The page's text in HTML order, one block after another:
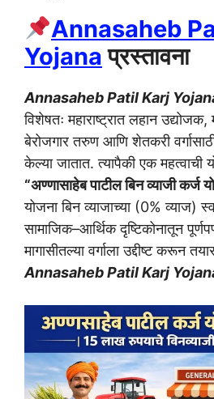
Annasaheb
Yojana प्रस्तावना
Annasaheb Patil Karj
विशेषतः महाराष्ट्रात लहान उद्योजक,
बेरोजगार तरुण आणि शेतकरी
केल्या जातात. त्यापैकी एक महत्वाची
“अण्णासाहेब पाटील बिन व्याजी कर्ज
योजना बिन व्याजाच्या (0% व्याज)
सामाजिक–आर्थिक दृष्टिकोनातून
मागासीतल्या वर्गाला उद्दीष्ट करून
Annasaheb Patil Karj